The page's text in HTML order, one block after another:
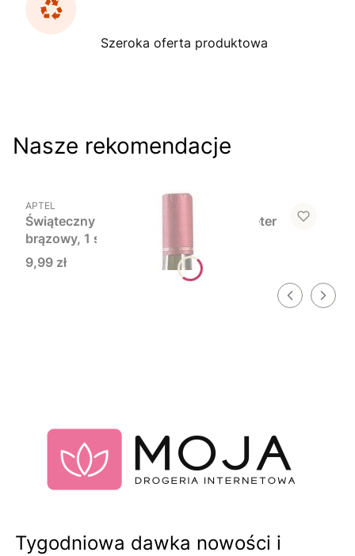
Szeroka oferta produktowa
Nasze rekomendacje
PRODUCENT
APTEL
Świąteczny pokrowiec na butelkę, sweter
brązowy, 1 szt.
Cena
9,99 zł
Tygodniowa dawka nowości i